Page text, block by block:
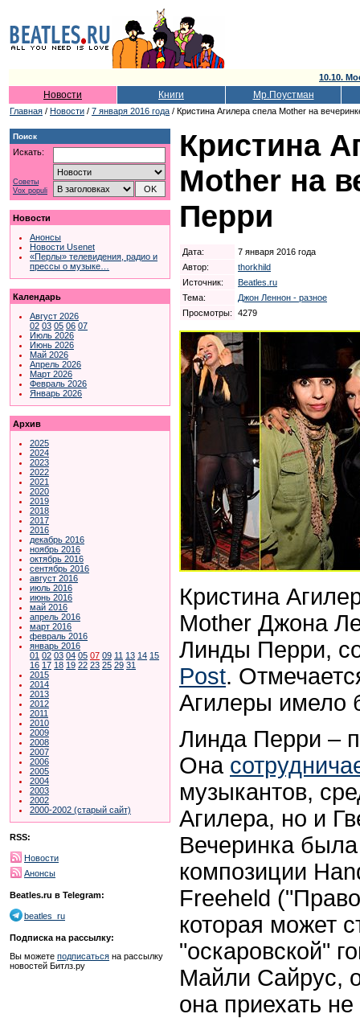
10.10.
Новости Книги Мр.Поустман
Главная / Новости / 7 января 2016 года / Кристина Агилера спела Mother на
Поиск
Искать:
Советы
Vox populi
Новости
Анонсы
Новости Usenet
«Перлы» телевидения, радио и
прессы о музыке…
Календарь
Август 2026
02 03 05 06 07
Июль 2026
Июнь 2026
Май 2026
Апрель 2026
Март 2026
Февраль 2026
Январь 2026
Архив
2025
2024
2023
2022
2021
2020
2019
2018
2017
2016
декабрь 2016
ноябрь 2016
октябрь 2016
сентябрь 2016
август 2016
июль 2016
июнь 2016
май 2016
апрель 2016
март 2016
февраль 2016
январь 2016
01 02 03 04 05 07 09 11 13 14 15
16 17 18 19 22 23 25 29 31
2015
2014
2013
2012
2011
2010
2009
2008
2007
2006
2005
2004
2003
2002
2000-2002 (старый сайт)
RSS:
Новости
Анонсы
Beatles.ru в Telegram:
beatles_ru
Подписка на рассылку:
Вы можете подписаться на рассылку
новостей Битлз.ру
Кристина
Mother на
Перри
Дата:
7 января 2016 года
Автор:
thorkhild
Источник:
Beatles.ru
Тема:
Джон Леннон - разное
Просмотры:
4279
Кристина
Mother Джона
Линды Перри,
Post.
Агилеры имело
Линда Перри –
Она
музыкантов,
Агилера, но и
Вечеринка
композиции
Freeheld
которая может
"оскаровской"
Майли Сайрус,
она приехать